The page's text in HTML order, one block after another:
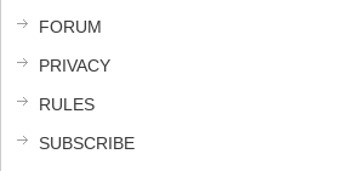
FORUM
PRIVACY
RULES
SUBSCRIBE